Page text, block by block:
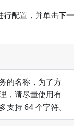
行配置，并单击下一
的名称，为了方
，请尽量使用有
支持 64 个字符。